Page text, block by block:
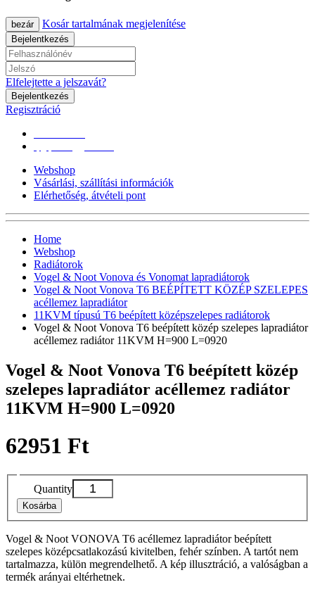
bezár Kosár tartalmának megjelenítése
Bejelentkezés
Elfelejtette a jelszavát?
Bejelentkezés
Regisztráció
Webshop
Vásárlási, szállítási információk
Elérhetőség, átvételi pont
Home
Webshop
Radiátorok
Vogel & Noot Vonova és Vonomat lapradiátorok
Vogel & Noot Vonova T6 BEÉPÍTETT KÖZÉP SZELEPES
acéllemez lapradiátor
11KVM típusú T6 beépített középszelepes radiátorok
Vogel & Noot Vonova T6 beépített közép szelepes lapradiátor
acéllemez radiátor 11KVM H=900 L=0920
Vogel & Noot Vonova T6 beépített közép
szelepes lapradiátor acéllemez radiátor
11KVM H=900 L=0920
62951 Ft
Quantity
Kosárba
Vogel & Noot VONOVA T6 acéllemez lapradiátor beépített
szelepes középcsatlakozású kivitelben, fehér színben. A tartót nem
tartalmazza, külön megrendelhető. A kép illusztráció, a valóságban a
termék arányai eltérhetnek.